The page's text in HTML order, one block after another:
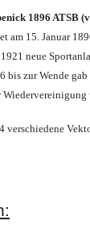
1896 ATSB
am 15. Januar
neue
bis zur Wende
verschiedene